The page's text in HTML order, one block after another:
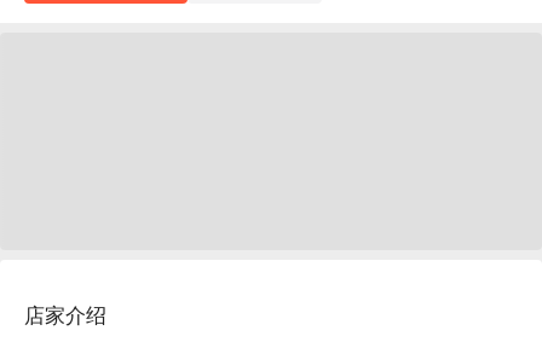
店家介绍